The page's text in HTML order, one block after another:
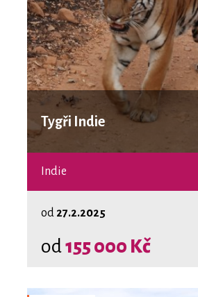
Tygři Indie
Indie
od 27.2.2025
od155 000 Kč